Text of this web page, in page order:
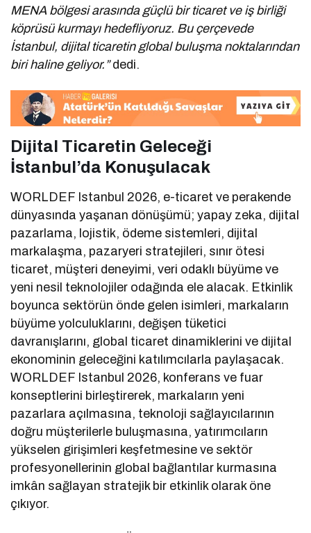
MENA bölgesi arasında güçlü bir ticaret ve iş birliği
köprüsü kurmayı hedefliyoruz. Bu çerçevede
İstanbul, dijital ticaretin global buluşma noktalarından
biri haline geliyor.”dedi.
Dijital Ticaretin Geleceği
İstanbul’da Konuşulacak
WORLDEF Istanbul 2026, e-ticaret ve perakende
dünyasında yaşanan dönüşümü; yapay zeka, dijital
pazarlama, lojistik, ödeme sistemleri, dijital
markalaşma, pazaryeri stratejileri, sınır ötesi
ticaret, müşteri deneyimi, veri odaklı büyüme ve
yeni nesil teknolojiler odağında ele alacak. Etkinlik
boyunca sektörün önde gelen isimleri, markaların
büyüme yolculuklarını, değişen tüketici
davranışlarını, global ticaret dinamiklerini ve dijital
ekonominin geleceğini katılımcılarla paylaşacak.
WORLDEF Istanbul 2026, konferans ve fuar
konseptlerini birleştirerek, markaların yeni
pazarlara açılmasına, teknoloji sağlayıcılarının
doğru müşterilerle buluşmasına, yatırımcıların
yükselen girişimleri keşfetmesine ve sektör
profesyonellerinin global bağlantılar kurmasına
imkân sağlayan stratejik bir etkinlik olarak öne
çıkıyor.